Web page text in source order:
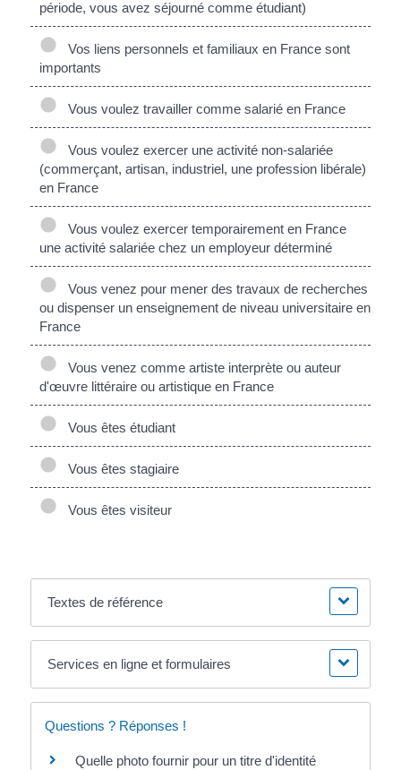
période, vous avez séjourné comme étudiant)
Vos liens personnels et familiaux en France sont
importants
Vous voulez travailler comme salarié en France
Vous voulez exercer une activité non-salariée
(commerçant, artisan, industriel, une profession libérale)
en France
Vous voulez exercer temporairement en France
une activité salariée chez un employeur déterminé
Vous venez pour mener des travaux de recherches
ou dispenser un enseignement de niveau universitaire en
France
Vous venez comme artiste interprète ou auteur
d'œuvre littéraire ou artistique en France
Vous êtes étudiant
Vous êtes stagiaire
Vous êtes visiteur
Textes de référence
Services en ligne et formulaires
Questions ? Réponses !
Quelle photo fournir pour un titre d'identité